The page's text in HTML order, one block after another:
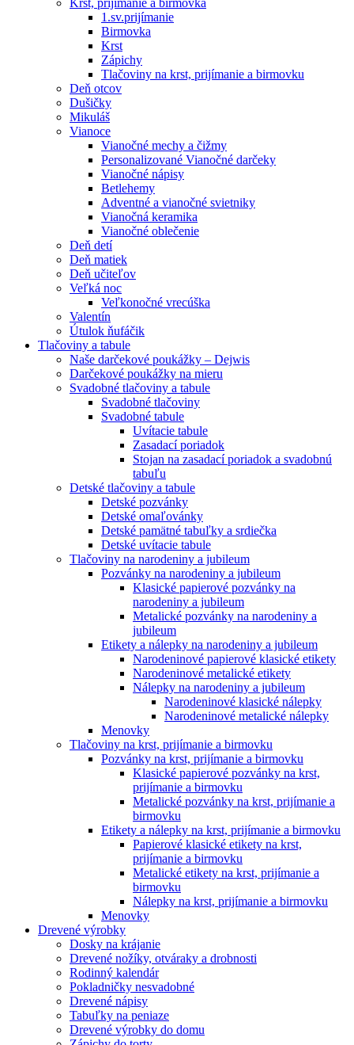
Krst, prijímanie a birmovka
1.sv.prijímanie
Birmovka
Krst
Zápichy
Tlačoviny na krst, prijímanie a birmovku
Deň otcov
Dušičky
Mikuláš
Vianoce
Vianočné mechy a čižmy
Personalizované Vianočné darčeky
Vianočné nápisy
Betlehemy
Adventné a vianočné svietniky
Vianočná keramika
Vianočné oblečenie
Deň detí
Deň matiek
Deň učiteľov
Veľká noc
Veľkonočné vrecúška
Valentín
Útulok ňufáčik
Tlačoviny a tabule
Naše darčekové poukážky – Dejwis
Darčekové poukážky na mieru
Svadobné tlačoviny a tabule
Svadobné tlačoviny
Svadobné tabule
Uvítacie tabule
Zasadací poriadok
Stojan na zasadací poriadok a svadobnú
tabuľu
Detské tlačoviny a tabule
Detské pozvánky
Detské omaľovánky
Detské pamätné tabuľky a srdiečka
Detské uvítacie tabule
Tlačoviny na narodeniny a jubileum
Pozvánky na narodeniny a jubileum
Klasické papierové pozvánky na
narodeniny a jubileum
Metalické pozvánky na narodeniny a
jubileum
Etikety a nálepky na narodeniny a jubileum
Narodeninové papierové klasické etikety
Narodeninové metalické etikety
Nálepky na narodeniny a jubileum
Narodeninové klasické nálepky
Narodeninové metalické nálepky
Menovky
Tlačoviny na krst, prijímanie a birmovku
Pozvánky na krst, prijímanie a birmovku
Klasické papierové pozvánky na krst,
prijímanie a birmovku
Metalické pozvánky na krst, prijímanie a
birmovku
Etikety a nálepky na krst, prijímanie a birmovku
Papierové klasické etikety na krst,
prijímanie a birmovku
Metalické etikety na krst, prijímanie a
birmovku
Nálepky na krst, prijímanie a birmovku
Menovky
Drevené výrobky
Dosky na krájanie
Drevené nožíky, otváraky a drobnosti
Rodinný kalendár
Pokladničky nesvadobné
Drevené nápisy
Tabuľky na peniaze
Drevené výrobky do domu